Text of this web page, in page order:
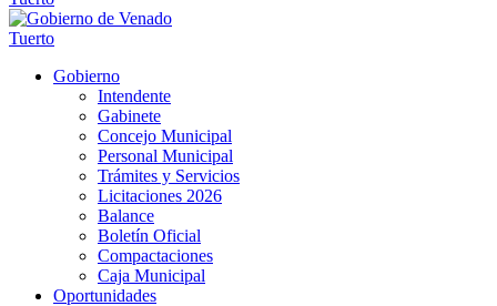
Gobierno
Intendente
Gabinete
Concejo Municipal
Personal Municipal
Trámites y Servicios
Licitaciones 2026
Balance
Boletín Oficial
Compactaciones
Caja Municipal
Oportunidades